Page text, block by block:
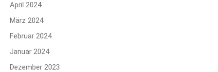
April 2024
März 2024
Februar 2024
Januar 2024
Dezember 2023